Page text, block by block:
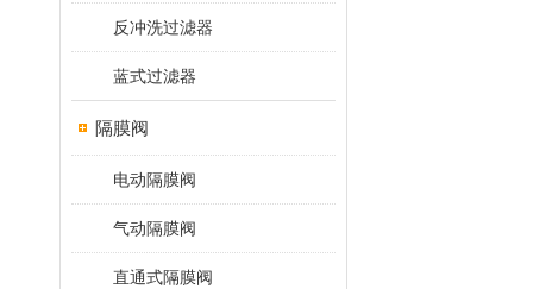
反冲洗过滤器
蓝式过滤器
隔膜阀
电动隔膜阀
气动隔膜阀
直通式隔膜阀